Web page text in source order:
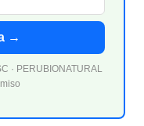
→
· PERUBIONATURAL